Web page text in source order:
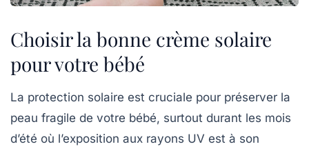
Choisir la bonne crème solaire
pour votre bébé
La protection solaire est cruciale pour préserver la
peau fragile de votre bébé, surtout durant les mois
d’été où l’exposition aux rayons UV est à son